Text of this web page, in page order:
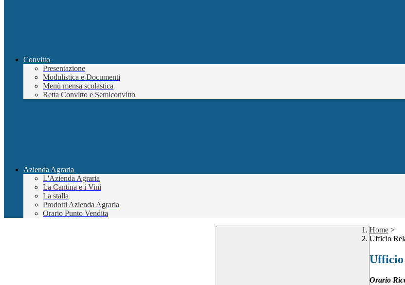
Convitto
Presentazione
Modulistica e Documenti
Menù mensa scolastica
Retta Convitto e Semiconvitto
Azienda Agraria
L'Azienda Agraria
La Cantina e i Vini
La stalla
Prodotti Azienda Agraria
Orario Punto Vendita
Home >
Ufficio
Ufficio
Orario